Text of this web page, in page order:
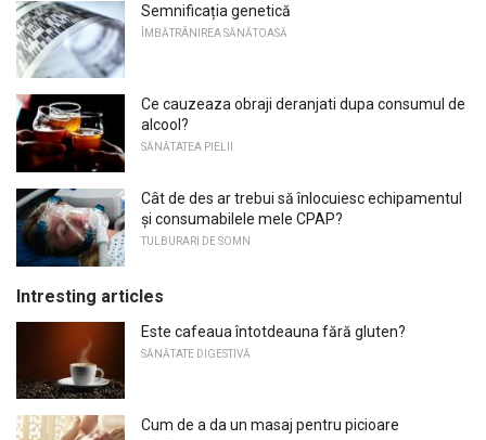
Semnificația genetică
ÎMBĂTRÂNIREA SĂNĂTOASĂ
Ce cauzeaza obraji deranjati dupa consumul de
alcool?
SĂNĂTATEA PIELII
Cât de des ar trebui să înlocuiesc echipamentul
și consumabilele mele CPAP?
TULBURARI DE SOMN
Intresting articles
Este cafeaua întotdeauna fără gluten?
SĂNĂTATE DIGESTIVĂ
Cum de a da un masaj pentru picioare